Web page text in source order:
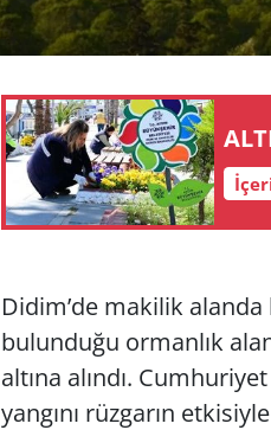
Didim’de makilik
bulunduğu ormanlık
altına alındı.
yangını rüzgarın